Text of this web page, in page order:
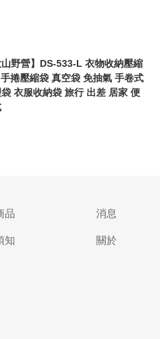
山野營】DS-533-L 衣物收納壓縮
捲壓縮袋 真空袋 免抽氣 手卷式
衣服收納袋 旅行 出差 居家 便
品 消息
知 關於